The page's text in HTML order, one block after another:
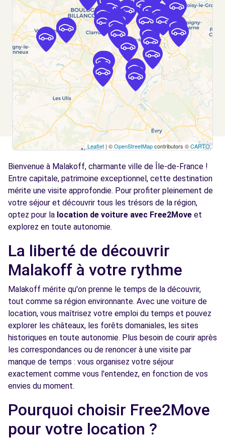
Voir l'agence
Free2Move Rent - GARAGE CITE LECOURBE
- PARIS (C)
2.5
88 RUE LECOURBE
PARIS, 75015
Voir l'agence
Free2Move Rent - VAL AUTOMOBILES -
CACHAN (C)
2.9
km
CACHAN, 94230
Voir l'agence
Free2Move Rent - FONTENAY AUTOMOBILES
98 RUE BOUCICAUT
Free2Move Rent - GENTILLY AUTOROUTES -
GENTILLY (C)
3.5
km
57 AVENUE RASPAIL
GENTILLY, 94250
Voir l'agence
Free2Move Rent - TRUJAS PARIS SUD -
BOURG-LA-REINE (C)
3.9
12 BIS AVENUE DU GENERAL LECLERC
Leaflet | ©OpenStreetMapcontributors ©CARTO
Bienvenue à Malakoff, charmante ville de Île-de-France !
Entre capitale, patrimoine exceptionnel, cette destination
mérite une visite approfondie. Pour profiter pleinement de
votre séjour et découvrir tous les trésors de la région,
optez pour la location de voiture avec Free2Move et
explorez en toute autonomie.
La liberté de découvrir
Malakoff à votre rythme
Malakoff mérite qu'on prenne le temps de la découvrir,
tout comme sa région environnante. Avec une voiture de
location, vous maîtrisez votre emploi du temps et pouvez
explorer les châteaux, les forêts domaniales, les sites
historiques en toute autonomie. Plus besoin de courir après
les correspondances ou de renoncer à une visite par
manque de temps : vous organisez votre séjour
exactement comme vous l'entendez, en fonction de vos
envies du moment.
Pourquoi choisir Free2Move
pour votre location ?